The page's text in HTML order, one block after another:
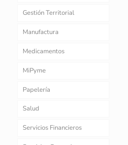
Gestión Territorial
Manufactura
Medicamentos
MiPyme
Papelería
Salud
Servicios Financieros